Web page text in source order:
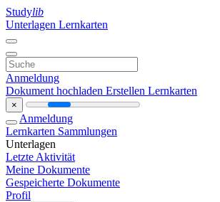
Studylib
Unterlagen Lernkarten
Anmeldung
Dokument hochladen Erstellen Lernkarten
×
Anmeldung
Lernkarten Sammlungen
Unterlagen
Letzte Aktivität
Meine Dokumente
Gespeicherte Dokumente
Profil